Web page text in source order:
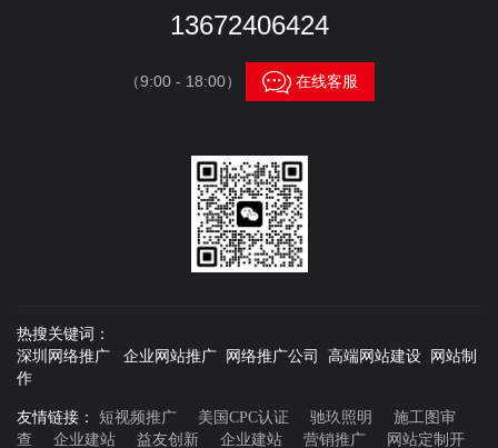
13672406424
（9:00 - 18:00） 在线客服
热搜关键词：
深圳网络推广 企业网站推广 网络推广公司 高端网站建设 网站制
作
友情链接： 短视频推广 美国CPC认证 驰玖照明
施工图审
查
企业建站 益友创新 企业建站 营销推广 网站定制开